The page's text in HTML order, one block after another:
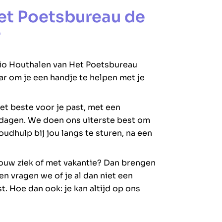
Poetsbureau de
Houthalen van Het Poetsbureau
om je een handje te helpen met je
beste voor je past, met een
We doen ons uiterste best om
bij jou langs te sturen, na een
ziek of met vakantie? Dan brengen
vragen we of je al dan niet een
Hoe dan ook: je kan altijd op ons